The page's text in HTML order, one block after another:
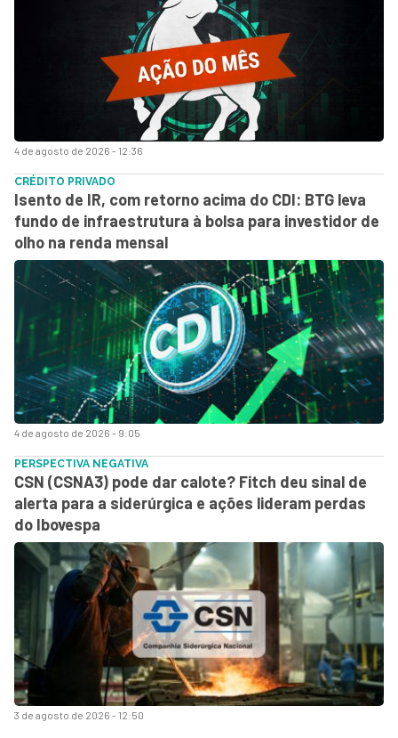
4 de agosto de 2026 - 12:36
4 de agosto de 2026 - 9:05
CRÉDITO PRIVADO
Isento de IR, com retorno acima do CDI: BTG leva
fundo de infraestrutura à bolsa para investidor de
olho na renda mensal
3 de agosto de 2026 - 12:50
PERSPECTIVA NEGATIVA
CSN (CSNA3) pode dar calote? Fitch deu sinal de
alerta para a siderúrgica e ações lideram perdas
do Ibovespa